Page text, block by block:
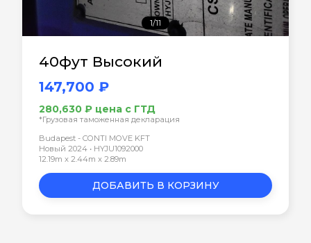
1/11
40фут Высокий
147,700 ₽
280,630 ₽ цена с ГТД
*Грузовая таможенная декларация
Budapest - CONTI MOVE KFT
Новый 2024 • HYJU1092000
12.19m x 2.44m x 2.89m
ДОБАВИТЬ В КОРЗИНУ